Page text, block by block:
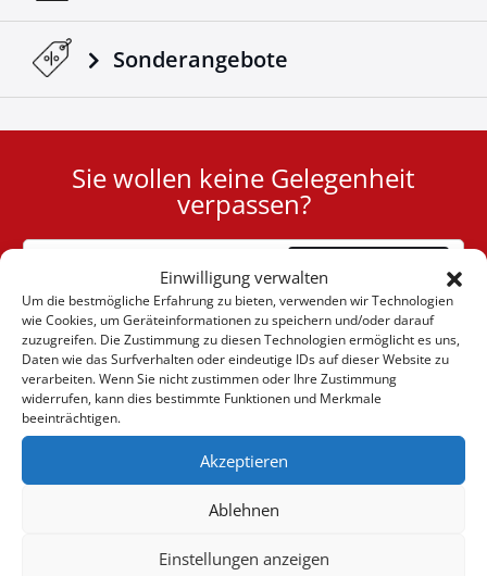
Einwilligung verwalten
Um die bestmögliche Erfahrung zu bieten, verwenden wir Technologien
wie Cookies, um Geräteinformationen zu speichern und/oder darauf
zuzugreifen. Die Zustimmung zu diesen Technologien ermöglicht es uns,
Daten wie das Surfverhalten oder eindeutige IDs auf dieser Website zu
verarbeiten. Wenn Sie nicht zustimmen oder Ihre Zustimmung
widerrufen, kann dies bestimmte Funktionen und Merkmale
beeinträchtigen.
Akzeptieren
Ablehnen
Einstellungen anzeigen
Sonderangebote
Cookie
Sie wollen keine Gelegenheit
verpassen?
Abonnieren
(+30) 6947901533
(+30) 2105542813